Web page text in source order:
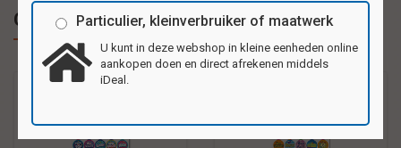
Gerelateerde producten
Particulier, kleinverbruiker of maatwerk
U kunt in deze webshop in kleine eenheden online
aankopen doen en direct afrekenen middels
iDeal.